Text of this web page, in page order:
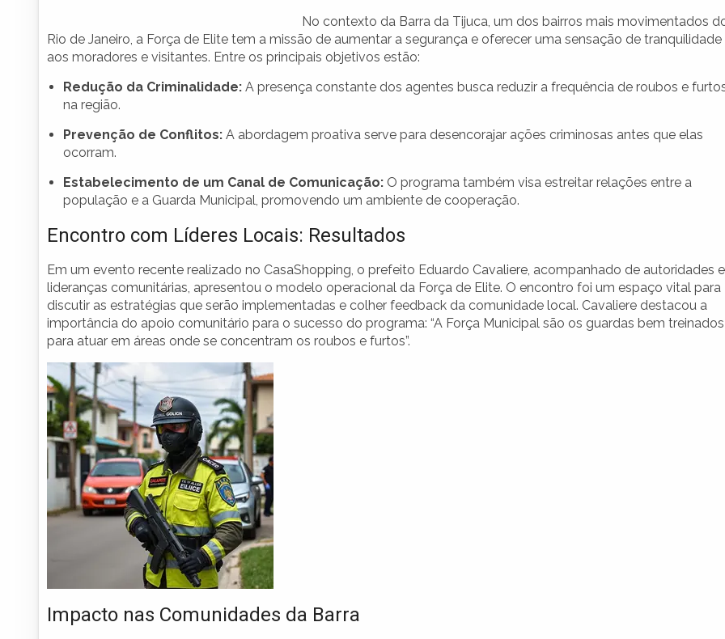
No contexto da Barra da Tijuca, um dos bairros mais movimentados
Rio de Janeiro, a Força de Elite tem a missão de aumentar a segurança e oferecer uma sensação de tranquilidade
aos moradores e visitantes. Entre os principais objetivos estão:
Redução da Criminalidade: A presença constante dos agentes busca reduzir a frequência de roubos e
na região.
Prevenção de Conflitos: A abordagem proativa serve para desencorajar ações criminosas antes que elas
ocorram.
Estabelecimento de um Canal de Comunicação: O programa também visa estreitar relações entre a
população e a Guarda Municipal, promovendo um ambiente de cooperação.
Encontro com Líderes Locais: Resultados
Em um evento recente realizado no CasaShopping, o prefeito Eduardo Cavaliere, acompanhado de autoridades e
lideranças comunitárias, apresentou o modelo operacional da Força de Elite. O encontro foi um espaço vital para
discutir as estratégias que serão implementadas e colher feedback da comunidade local. Cavaliere destacou a
importância do apoio comunitário para o sucesso do programa: “A Força Municipal são os guardas bem treinados
para atuar em áreas onde se concentram os roubos e furtos”.
Impacto nas Comunidades da Barra